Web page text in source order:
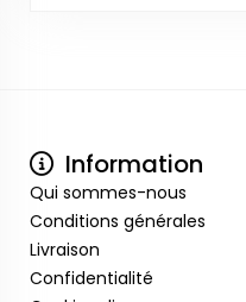
Information
Qui sommes-nous
Conditions générales
Livraison
Confidentialité